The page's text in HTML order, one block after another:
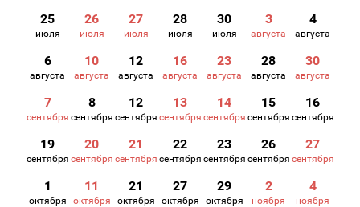
25
июля
26
июля
27
июля
28
июля
30
июля
3
августа
4
августа
6
августа
10
августа
12
августа
16
августа
23
августа
28
августа
30
августа
7
сентября
8
сентября
12
сентября
13
сентября
14
сентября
15
сентября
16
сентября
19
сентября
20
сентября
21
сентября
22
сентября
23
сентября
26
сентября
27
сентября
1
октября
11
октября
21
октября
27
октября
29
октября
2
ноября
4
ноября